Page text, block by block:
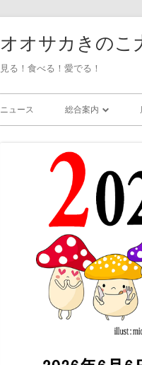
オオサカきのこ
見る！食べる！愛でる！
ニュース 総合案内
ステージイベント
展示 / 無料企画
ワークショップ